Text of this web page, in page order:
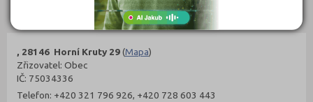
, 28146 Horní Kruty 29(Mapa)
Zřizovatel: Obec
IČ: 75034336
Telefon: +420 321 796 926, +420 728 603 443